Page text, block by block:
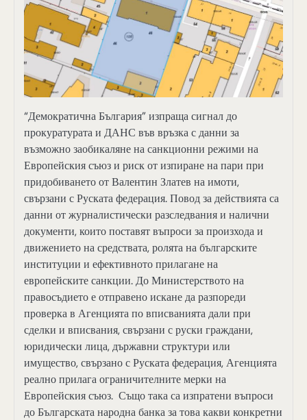
“Демократична България” изпраща сигнал до
прокуратурата и ДАНС във връзка с данни за
възможно заобикаляне на санкционни режими на
Европейския съюз и риск от изпиране на пари при
придобиването от Валентин Златев на имоти,
свързани с Руската федерация. Повод за действията са
данни от журналистически разследвания и налични
документи, които поставят въпроси за произхода и
движението на средствата, ролята на българските
институции и ефективното прилагане на
европейските санкции. До Министерството на
правосъдието е отправено искане да разпореди
проверка в Агенцията по вписванията дали при
сделки и вписвания, свързани с руски граждани,
юридически лица, държавни структури или
имущество, свързано с Руската федерация, Агенцията
реално прилага ограничителните мерки на
Европейския съюз. Също така са изпратени въпроси
до Българската народна банка за това какви конкретни